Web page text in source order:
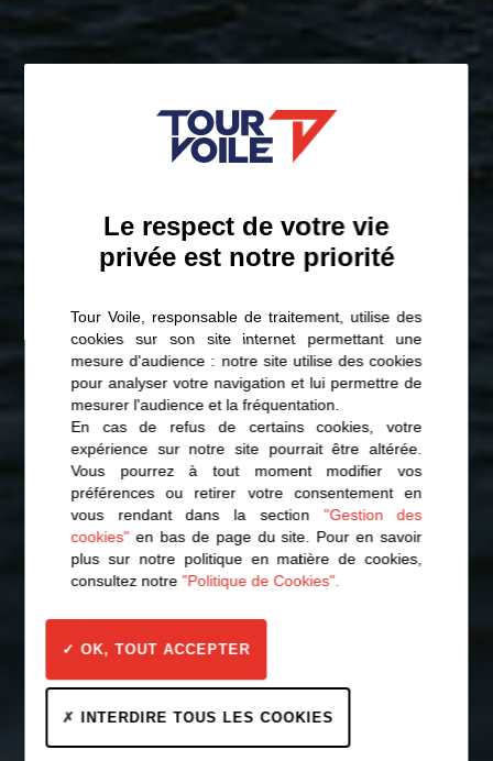
Le respect de votre vie
privée est notre priorité
Tour Voile, responsable de traitement, utilise des
cookies sur son site internet permettant une
mesure d'audience : notre site utilise des cookies
pour analyser votre navigation et lui permettre de
mesurer l'audience et la fréquentation.
En cas de refus de certains cookies, votre
expérience sur notre site pourrait être altérée.
Vous pourrez à tout moment modifier vos
préférences ou retirer votre consentement en
vous rendant dans la section "Gestion des
cookies"en bas de page du site. Pour en savoir
plus sur notre politique en matière de cookies,
consultez notre"Politique de Cookies".
OK, TOUT ACCEPTER
INTERDIRE TOUS LES COOKIES